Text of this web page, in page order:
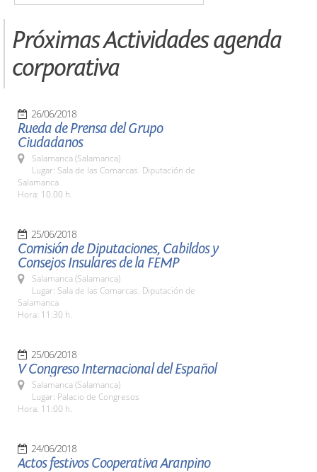
Próximas Actividades agenda
corporativa
26/06/2018
Rueda de Prensa del Grupo
Ciudadanos
Salamanca (Salamanca)
Lugar: Sala de las Comarcas. Diputación de
Salamanca
Hora: 10.00 h.
25/06/2018
Comisión de Diputaciones, Cabildos y
Consejos Insulares de la FEMP
Salamanca (Salamanca)
Lugar: Sala de las Comarcas. Diputación de
Salamanca
Hora: 11:30 h.
25/06/2018
V Congreso Internacional del Español
Salamanca (Salamanca)
Lugar: Palacio de Congresos
Hora: 11:00 h.
24/06/2018
Actos festivos Cooperativa Aranpino